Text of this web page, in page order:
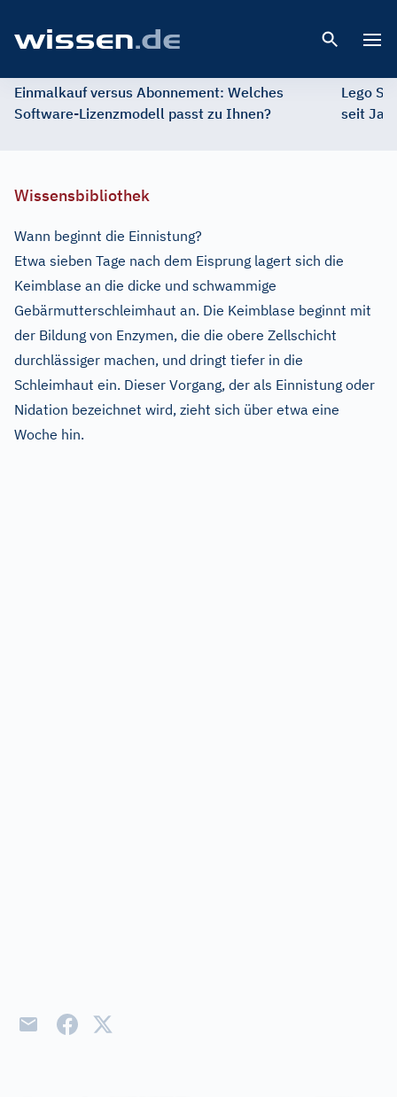
Einmalkauf versus Abonnement: Welches
Software-Lizenzmodell passt zu Ihnen?
Lego
seit
Wissensbibliothek
Wann beginnt die Einnistung?
Etwa sieben Tage nach dem Eisprung lagert sich die
Keimblase an die dicke und schwammige
Gebärmutterschleimhaut an. Die Keimblase beginnt mit
der Bildung von Enzymen, die die obere Zellschicht
durchlässiger machen, und dringt tiefer in die
Schleimhaut ein. Dieser Vorgang, der als Einnistung oder
Nidation bezeichnet wird, zieht sich über etwa eine
Woche hin.